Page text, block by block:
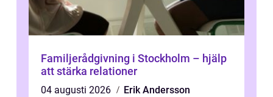
Familjerådgivning i Stockholm – hjälp
att stärka relationer
04 augusti 2026
Erik Andersson